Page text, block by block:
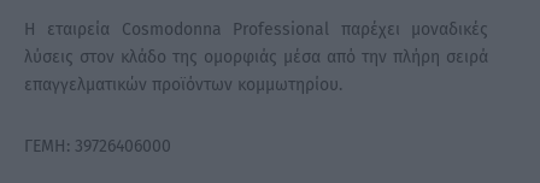
Η εταιρεία Cosmodonna Professional παρέχει μοναδικές
λύσεις στον κλάδο της ομορφιάς μέσα από την πλήρη σειρά
επαγγελματικών προϊόντων κομμωτηρίου.
ΓΕΜΗ: 39726406000